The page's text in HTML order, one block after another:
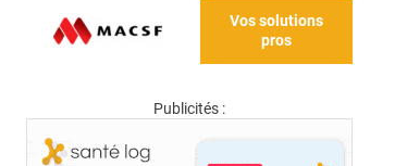
Vos solutions
pros
Publicités :